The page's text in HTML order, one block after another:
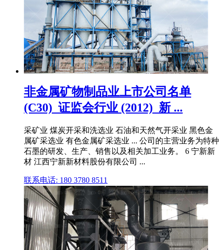
非金属矿物制品业上市公司名单
(C30)_证监会行业 (2012)_新 ...
采矿业 煤炭开采和洗选业 石油和天然气开采业 黑色金
属矿采选业 有色金属矿采选业 ... 公司的主营业务为特种
石墨的研发、生产、销售以及相关加工业务。 6 宁新新
材 江西宁新新材料股份有限公司 ...
联系电话: 180 3780 8511